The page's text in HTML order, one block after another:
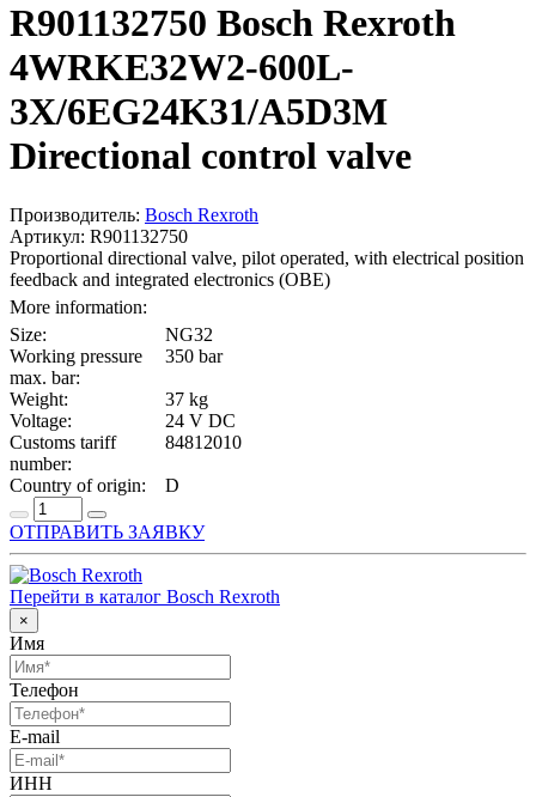
R901132750 Bosch Rexroth
4WRKE32W2-600L-
3X/6EG24K31/A5D3M
Directional control valve
Производитель: Bosch Rexroth
Артикул: R901132750
Proportional directional valve, pilot operated, with electrical position
feedback and integrated electronics (OBE)
More information:
Size:
NG32
Working pressure
max. bar:
350 bar
Weight:
37 kg
Voltage:
24 V DC
Customs tariff
number:
84812010
Country of origin: D
ОТПРАВИТЬ ЗАЯВКУ
Перейти в каталог Bosch Rexroth
×
Имя
Телефон
E-mail
ИНН